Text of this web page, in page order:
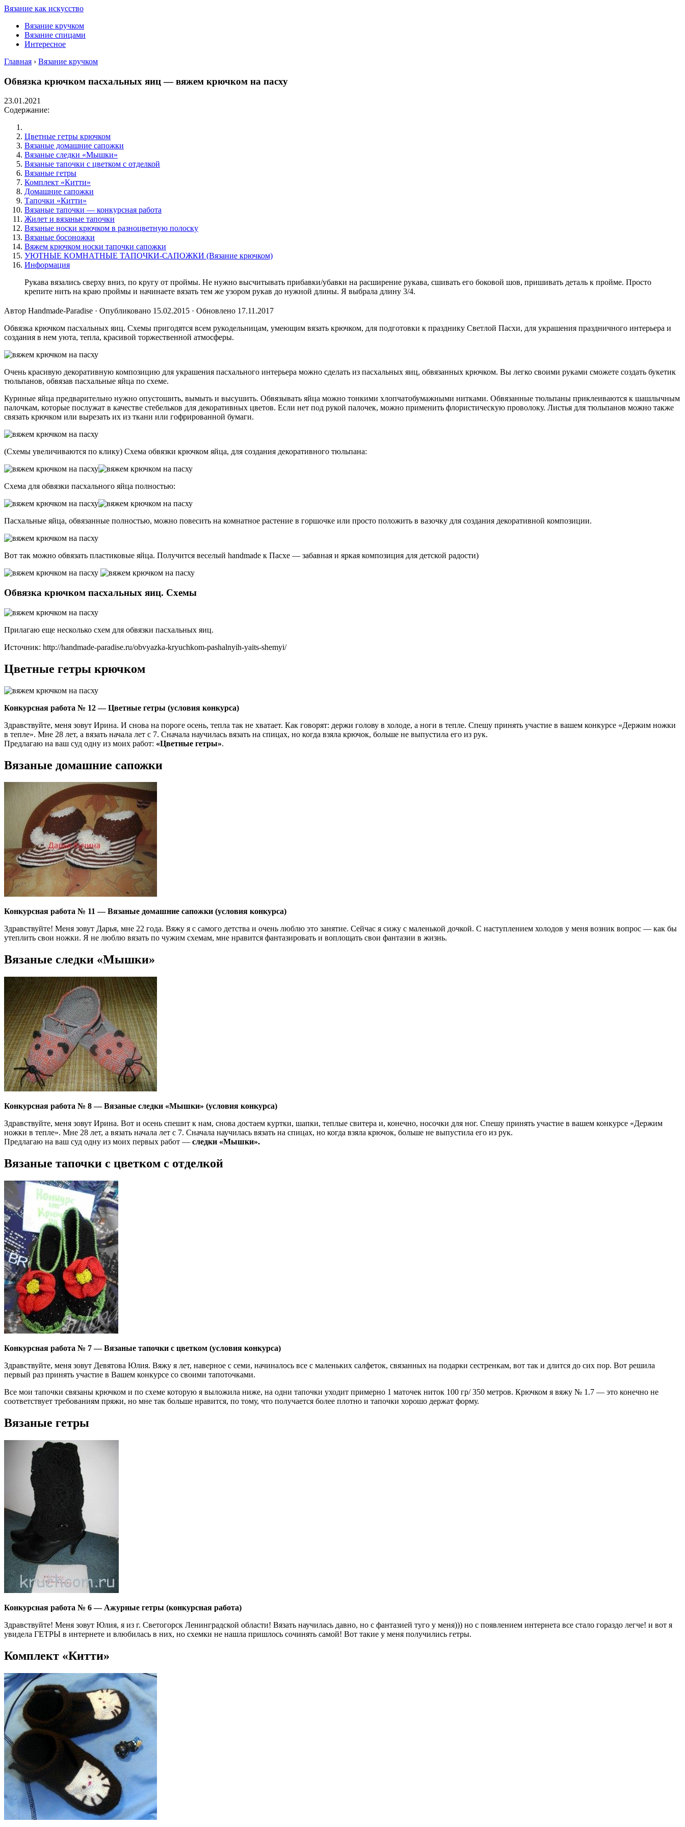
Вязание как искусство
Вязание кручком
Вязание спицами
Интересное
Главная › Вязание кручком
Обвязка крючком пасхальных яиц — вяжем крючком на пасху
23.01.2021
Содержание:
Цветные гетры крючком
Вязаные домашние сапожки
Вязаные следки «Мышки»
Вязаные тапочки с цветком с отделкой
Вязаные гетры
Комплект «Китти»
Домашние сапожки
Тапочки «Китти»
Вязаные тапочки — конкурсная работа
Жилет и вязаные тапочки
Вязаные носки крючком в разноцветную полоску
Вязаные босоножки
Вяжем крючком носки тапочки сапожки
УЮТНЫЕ КОМНАТНЫЕ ТАПОЧКИ-САПОЖКИ (Вязание крючком)
Информация
Рукава вязались сверху вниз, по кругу от проймы. Не нужно высчитывать прибавки/убавки на расширение рукава, сшивать его боковой шов, пришивать деталь к пройме. Просто
крепите нить на краю проймы и начинаете вязать тем же узором рукав до нужной длины. Я выбрала длину 3/4.
Автор Handmade-Paradise · Опубликовано 15.02.2015 · Обновлено 17.11.2017
Обвязка крючком пасхальных яиц. Схемы пригодятся всем рукодельницам, умеющим вязать крючком, для подготовки к празднику Светлой Пасхи, для украшения праздничного интерьера и
создания в нем уюта, тепла, красивой торжественной атмосферы.
Очень красивую декоративную композицию для украшения пасхального интерьера можно сделать из пасхальных яиц, обвязанных крючком. Вы легко своими руками сможете создать букетик
тюльпанов, обвязав пасхальные яйца по схеме.
Куриные яйца предварительно нужно опустошить, вымыть и высушить. Обвязывать яйца можно тонкими хлопчатобумажными нитками. Обвязанные тюльпаны приклеиваются к шашлычным
палочкам, которые послужат в качестве стебельков для декоративных цветов. Если нет под рукой палочек, можно применить флористическую проволоку. Листья для тюльпанов можно также
связать крючком или вырезать их из ткани или гофрированной бумаги.
(Схемы увеличиваются по клику) Схема обвязки крючком яйца, для создания декоративного тюльпана:
Схема для обвязки пасхального яйца полностью:
Пасхальные яйца, обвязанные полностью, можно повесить на комнатное растение в горшочке или просто положить в вазочку для создания декоративной композиции.
Вот так можно обвязать пластиковые яйца. Получится веселый handmade к Пасхе — забавная и яркая композиция для детской радости)
Обвязка крючком пасхальных яиц. Схемы
Прилагаю еще несколько схем для обвязки пасхальных яиц.
Источник: http://handmade-paradise.ru/obvyazka-kryuchkom-pashalnyih-yaits-shemyi/
Цветные гетры крючком
Конкурсная работа № 12 — Цветные гетры (условия конкурса)
Здравствуйте, меня зовут Ирина. И снова на пороге осень, тепла так не хватает. Как говорят: держи голову в холоде, а ноги в тепле. Спешу принять участие в вашем конкурсе «Держим ножки
в тепле». Мне 28 лет, а вязать начала лет с 7. Сначала научилась вязать на спицах, но когда взяла крючок, больше не выпустила его из рук.
Предлагаю на ваш суд одну из моих работ: «Цветные гетры».
Вязаные домашние сапожки
Конкурсная работа № 11 — Вязаные домашние сапожки (условия конкурса)
Здравствуйте! Меня зовут Дарья, мне 22 года. Вяжу я с самого детства и очень люблю это занятие. Сейчас я сижу с маленькой дочкой. С наступлением холодов у меня возник вопрос — как бы
утеплить свои ножки. Я не люблю вязать по чужим схемам, мне нравится фантазировать и воплощать свои фантазии в жизнь.
Вязаные следки «Мышки»
Конкурсная работа № 8 — Вязаные следки «Мышки» (условия конкурса)
Здравствуйте, меня зовут Ирина. Вот и осень спешит к нам, снова достаем куртки, шапки, теплые свитера и, конечно, носочки для ног. Спешу принять участие в вашем конкурсе «Держим
ножки в тепле». Мне 28 лет, а вязать начала лет с 7. Сначала научилась вязать на спицах, но когда взяла крючок, больше не выпустила его из рук.
Предлагаю на ваш суд одну из моих первых работ — следки «Мышки».
Вязаные тапочки с цветком с отделкой
Конкурсная работа № 7 — Вязаные тапочки с цветком (условия конкурса)
Здравствуйте, меня зовут Девятова Юлия. Вяжу я лет, наверное с семи, начиналось все с маленьких салфеток, связанных на подарки сестренкам, вот так и длится до сих пор. Вот решила
первый раз принять участие в Вашем конкурсе со своими тапоточками.
Все мои тапочки связаны крючком и по схеме которую я выложила ниже, на одни тапочки уходит примерно 1 маточек ниток 100 гр/ 350 метров. Крючком я вяжу № 1.7 — это конечно не
соответствует требованиям пряжи, но мне так больше нравится, по тому, что получается более плотно и тапочки хорошо держат форму.
Вязаные гетры
Конкурсная работа № 6 — Ажурные гетры (конкурсная работа)
Здравствуйте! Меня зовут Юлия, я из г. Светогорск Ленинградской области! Вязать научилась давно, но с фантазией туго у меня))) но с появлением интернета все стало гораздо легче! и вот я
увидела ГЕТРЫ в интернете и влюбилась в них, но схемки не нашла пришлось сочинять самой! Вот такие у меня получились гетры.
Комплект «Китти»